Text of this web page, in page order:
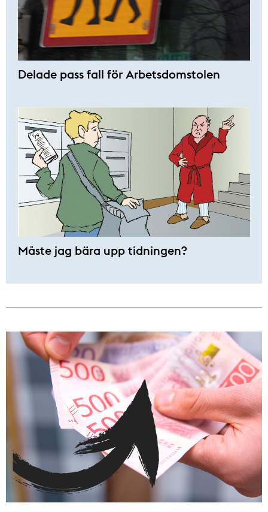
Delade pass fall för Arbetsdomstolen
Måste jag bära upp tidningen?